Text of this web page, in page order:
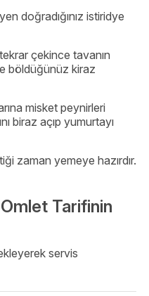
doğradığınız istiridye
çekince tavanın
böldüğünüz kiraz
misket peynirleri
biraz açıp yumurtayı
zaman yemeye hazırdır.
Tarifinin
servis